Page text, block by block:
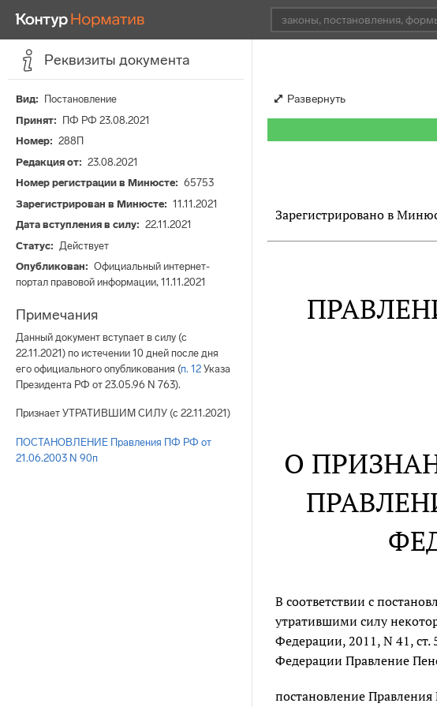
Реквизиты документа
Вид
Постановление
Принят
ПФ РФ 23.08.2021
Номер
288П
Редакция от
23.08.2021
Номер регистрации в Минюсте
65753
Зарегистрирован в Минюсте
11.11.2021
Дата вступления в силу
22.11.2021
Статус
Действует
Опубликован
Официальный интернет-
портал правовой информации, 11.11.2021
Примечания
Данный документ вступает в силу (с
22.11.2021) по истечении 10 дней после дня
его официального опубликования (п. 12 Указа
Президента РФ от 23.05.96 N 763).
Признает УТРАТИВШИМ СИЛУ (с 22.11.2021)
ПОСТАНОВЛЕНИЕ Правления ПФ РФ от
21.06.2003 N 90п
Развернуть
Зарегистрировано в
О
В соответствии с
утратившими силу
Федерации, 2011, N 41, ст.
Федерации Правление
постановление